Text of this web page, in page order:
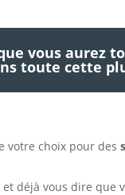
vous aurez
toute cette
votre choix pour des
déjà vous dire que